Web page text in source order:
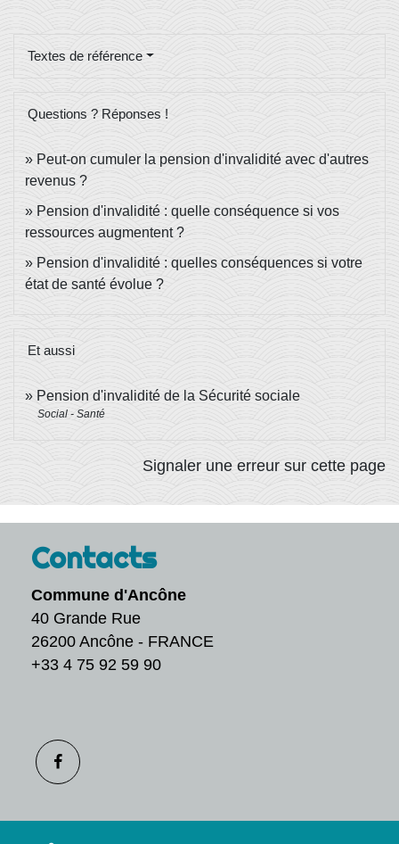
Textes de référence
Questions ? Réponses !
Peut-on cumuler la pension d'invalidité avec d'autres
revenus ?
Pension d'invalidité : quelle conséquence si vos
ressources augmentent ?
Pension d'invalidité : quelles conséquences si votre
état de santé évolue ?
Et aussi
Pension d'invalidité de la Sécurité sociale
Social - Santé
Signaler une erreur sur cette page
Contacts
Commune d'Ancône
40 Grande Rue
26200 Ancône - FRANCE
+33 4 75 92 59 90